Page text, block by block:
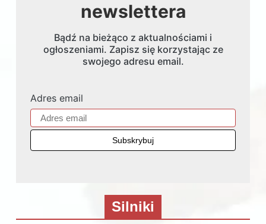
newslettera
Bądź na bieżąco z aktualnościami i
ogłoszeniami. Zapisz się korzystając ze
swojego adresu email.
Adres email
Silniki